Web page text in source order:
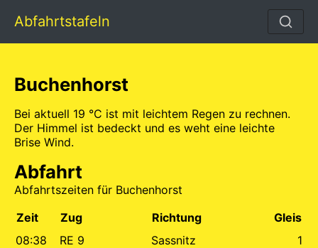
Abfahrtstafeln
Buchenhorst
Bei aktuell 19 °C ist mit leichtem Regen zu rechnen.
Der Himmel ist bedeckt und es weht eine leichte
Brise Wind.
Abfahrt
Abfahrtszeiten für Buchenhorst
Zeit
Zug Richtung
Gleis
08:38
RE 9 Sassnitz 1